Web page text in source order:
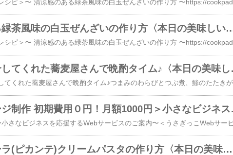
清涼感のある緑茶風味の白玉ぜんざいの作り方〈
お友達が
妻のお友達が紹介してくれた蕎麦屋さん
＜ホームペ
ゴルゴンゾーラ(ピカンテ)クリームパスタの作り方〈本日の美味しい備忘録〉